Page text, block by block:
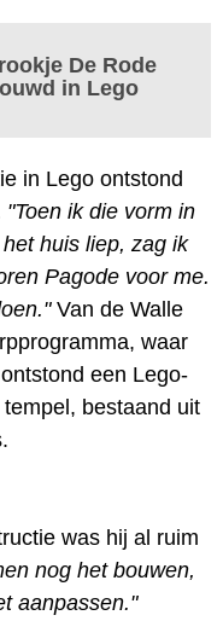
De Rode
in Lego
in Lego ontstond
"Toen ik die vorm in
huis liep, zag ik
Pagode voor me.
Van de Walle
waar
een Lego-
bestaand uit
was hij al ruim
nog het bouwen,
aanpassen."